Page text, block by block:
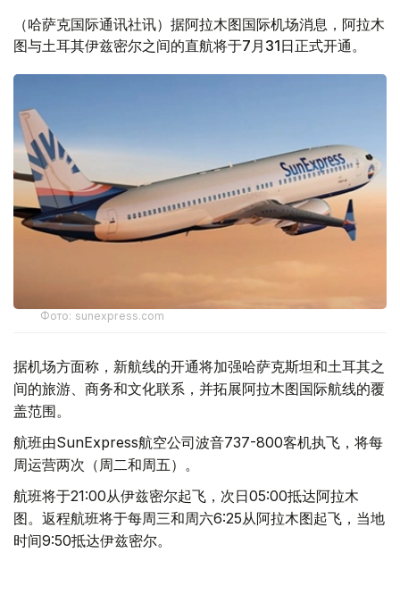
（哈萨克国际通讯社讯）据阿拉木图国际机场消息，阿拉木
图与土耳其伊兹密尔之间的直航将于7月31日正式开通。
Фото: sunexpress.com
据机场方面称，新航线的开通将加强哈萨克斯坦和土耳其之
间的旅游、商务和文化联系，并拓展阿拉木图国际航线的覆
盖范围。
航班由SunExpress航空公司波音737-800客机执飞，将每
周运营两次（周二和周五）。
航班将于21:00从伊兹密尔起飞，次日05:00抵达阿拉木
图。返程航班将于每周三和周六6:25从阿拉木图起飞，当地
时间9:50抵达伊兹密尔。